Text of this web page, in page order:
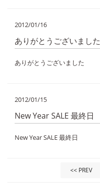
2012/01/16
ありがとうございました
ありがとうございました
2012/01/15
New Year SALE 最終日
New Year SALE 最終日
<< PREV